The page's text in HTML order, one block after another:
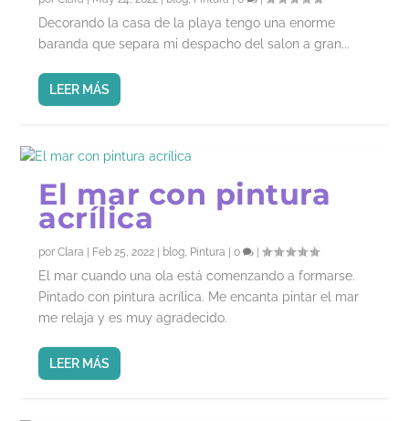
Decorando la casa de la playa tengo una enorme
baranda que separa mi despacho del salon a gran...
LEER MÁS
El mar con pintura
acrílica
porClara | Feb 25, 2022 | blog Pintura |0 |
El mar cuando una ola está comenzando a formarse.
Pintado con pintura acrílica. Me encanta pintar el mar
me relaja y es muy agradecido.
LEER MÁS